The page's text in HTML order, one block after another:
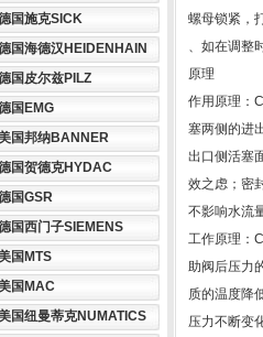
国施克SICK
国海德汉HEIDENHAIN
国皮尔兹PILZ
国EMG
国邦纳BANNER
国贺德克HYDAC
国GSR
国西门子SIEMENS
国MTS
国MAC
国纽曼蒂克NUMATICS
螺母锁紧，
、如在调整
原理
作用原理：
塞两侧的进
出口侧活塞
效之虑；密
不影响水流
工作原理：
助阀后压力
质的温度降
压力不断变